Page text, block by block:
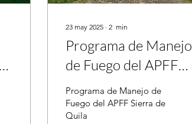
23 may 2025 ∙ 2 min
Programa de Manejo
de Fuego del APFF
Sierra de Quila
Programa de Manejo de
Fuego del APFF Sierra de
Quila